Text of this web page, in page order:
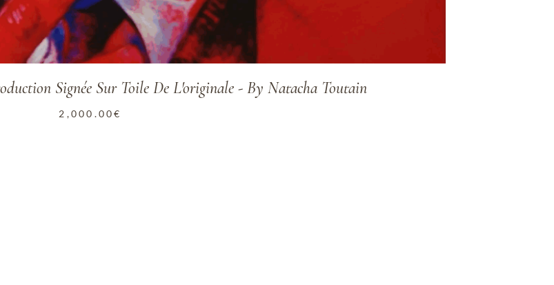
Signée Sur Toile De L'originale - By Natacha Toutain
2,000.00€